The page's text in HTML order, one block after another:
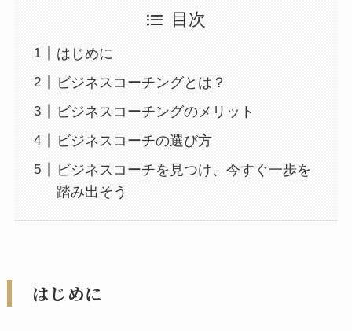
目次
はじめに
ビジネスコーチングとは？
ビジネスコーチングのメリット
ビジネスコーチの選び方
ビジネスコーチを見つけ、今すぐ一歩を
踏み出そう
はじめに